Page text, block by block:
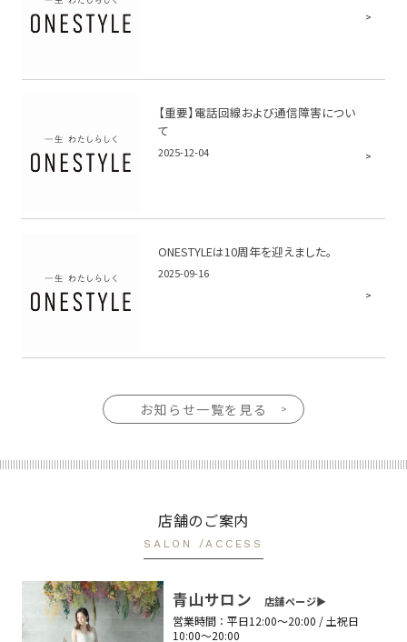
【重要】電話回線および通信障害につい
て
2025-12-04
ONESTYLEは10周年を迎えました。
2025-09-16
お知らせ一覧を見る
店舗のご案内
SALON /ACCESS
青山サロン 店舗ページ▶︎
営業時間： 平日12:00〜20:00 / 土祝日
10:00〜20:00